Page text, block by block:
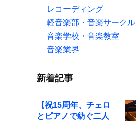
レコーディング
軽音楽部・音楽サークル
音楽学校・音楽教室
音楽業界
新着記事
【祝15周年、チェロ
とピアノで紡ぐ二人